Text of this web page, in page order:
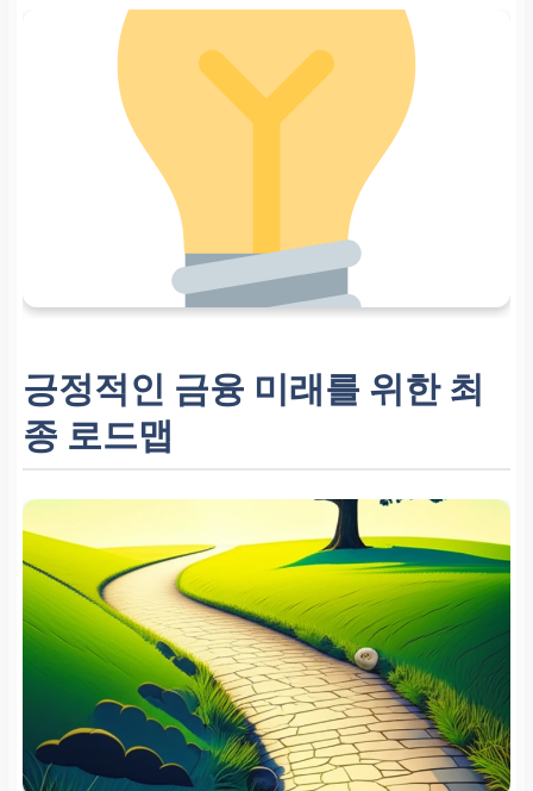
긍정적인 금융 미래를 위한 최
종 로드맵